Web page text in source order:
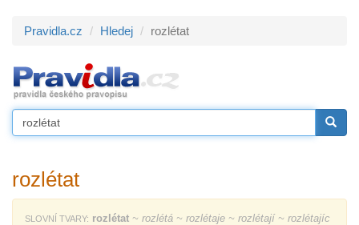
Pravidla.cz Hledej rozlétat
rozlétat
SLOVNÍ TVARY: rozlétat ~ rozlétá ~ rozlétaje ~ rozlétají ~ rozlétajíc